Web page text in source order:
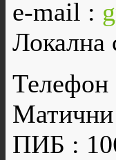
e-mail :
Локална
Телефон
Матични
ПИБ :